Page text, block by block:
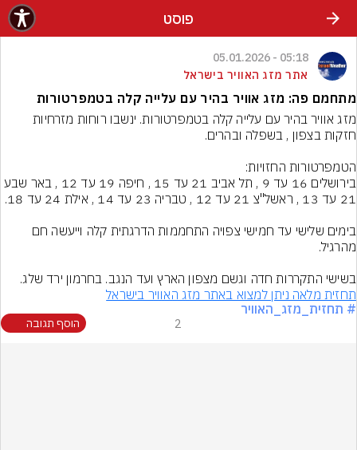
פוסט
05:18 - 05.01.2026
אתר מזג האוויר בישראל
מתחמם פה: מזג אוויר בהיר עם עלייה קלה בטמפרטורות
מזג אוויר בהיר עם עלייה קלה בטמפרטורות. ינשבו רוחות מזרחיות
בשישי התקררות חדה וגשם מצפון הארץ ועד הנגב. בחרמון ירד שלג.
תחזית מלאה ניתן למצוא באתר מזג האוויר בישראל
# תחזית_מזג_האוויר
2 הוסף תגובה